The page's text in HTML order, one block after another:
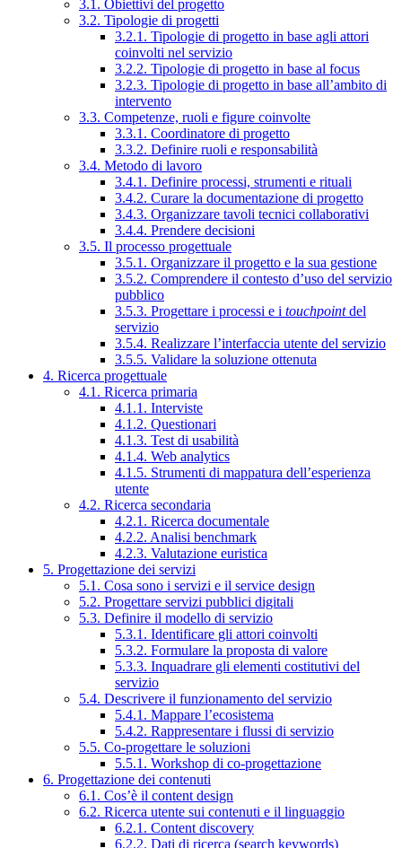
3.1. Obiettivi del progetto
3.2. Tipologie di progetti
3.2.1. Tipologie di progetto in base agli attori
coinvolti nel servizio
3.2.2. Tipologie di progetto in base al focus
3.2.3. Tipologie di progetto in base all’ambito di
intervento
3.3. Competenze, ruoli e figure coinvolte
3.3.1. Coordinatore di progetto
3.3.2. Definire ruoli e responsabilità
3.4. Metodo di lavoro
3.4.1. Definire processi, strumenti e rituali
3.4.2. Curare la documentazione di progetto
3.4.3. Organizzare tavoli tecnici collaborativi
3.4.4. Prendere decisioni
3.5. Il processo progettuale
3.5.1. Organizzare il progetto e la sua gestione
3.5.2. Comprendere il contesto d’uso del servizio
pubblico
3.5.3. Progettare i processi e i touchpointdel
servizio
3.5.4. Realizzare l’interfaccia utente del servizio
3.5.5. Validare la soluzione ottenuta
4. Ricerca progettuale
4.1. Ricerca primaria
4.1.1. Interviste
4.1.2. Questionari
4.1.3. Test di usabilità
4.1.4. Web analytics
4.1.5. Strumenti di mappatura dell’esperienza
utente
4.2. Ricerca secondaria
4.2.1. Ricerca documentale
4.2.2. Analisi benchmark
4.2.3. Valutazione euristica
5. Progettazione dei servizi
5.1. Cosa sono i servizi e il service design
5.2. Progettare servizi pubblici digitali
5.3. Definire il modello di servizio
5.3.1. Identificare gli attori coinvolti
5.3.2. Formulare la proposta di valore
5.3.3. Inquadrare gli elementi costitutivi del
servizio
5.4. Descrivere il funzionamento del servizio
5.4.1. Mappare l’ecosistema
5.4.2. Rappresentare i flussi di servizio
5.5. Co-progettare le soluzioni
5.5.1. Workshop di co-progettazione
6. Progettazione dei contenuti
6.1. Cos’è il content design
6.2. Ricerca utente sui contenuti e il linguaggio
6.2.1. Content discovery
6.2.2. Dati di ricerca (search keywords)